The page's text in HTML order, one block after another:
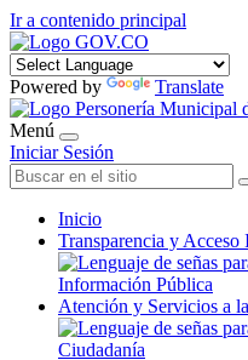
Ir a contenido principal
Powered by Translate
Menú
Iniciar Sesión
Inicio
Transparencia y
Atención y Servicios a